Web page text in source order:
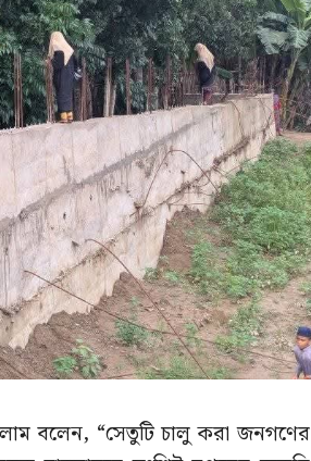
বলেন, “সেতুটি চালু করা জনগণের